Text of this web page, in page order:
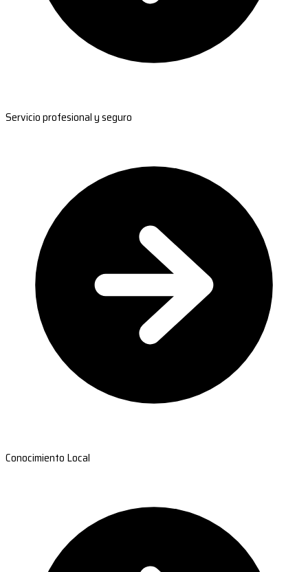
Servicio profesional y seguro
Conocimiento Local